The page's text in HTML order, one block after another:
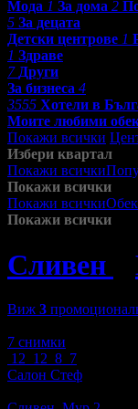
Мода 1 За дома 2
5 За децата
Детски центрове 1
1 Здраве
7 Други
За бизнеса 4
3555 Хотели в
Моите любими
Покажи всички
Избери квартал
Покажи всички
Покажи всички
Покажи всички
Покажи всички
Сливен
Виж 3
7 снимки
12 12 8 7
Салон Стеф